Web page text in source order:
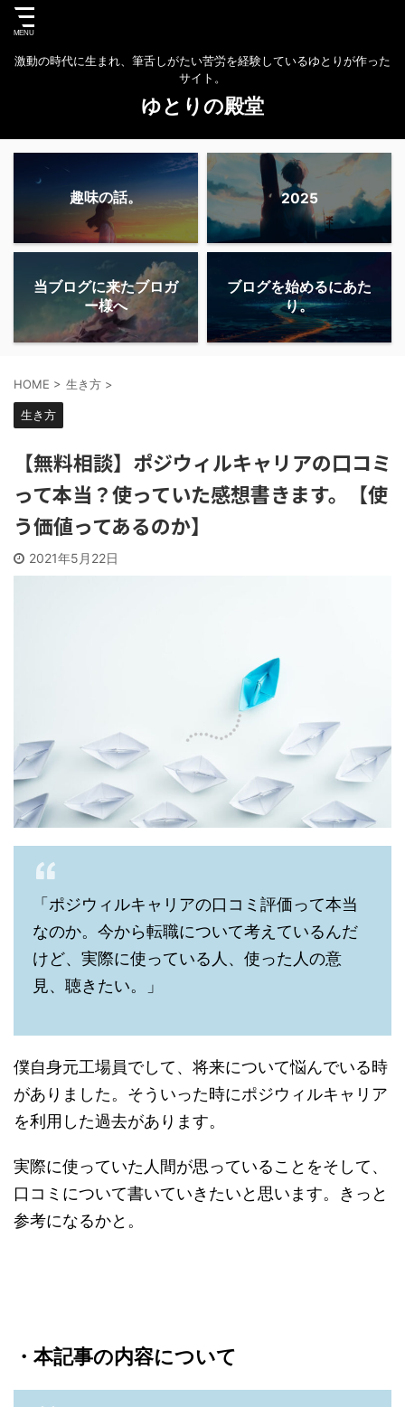
激動の時代に生まれ、筆舌しがたい苦労を経験しているゆとりが作った
サイト。
ゆとりの殿堂
趣味の話。 2025
当ブログに来たブロガ
ー様へ
ブログを始めるにあた
り。
HOME > 生き方 >
生き方
【無料相談】ポジウィルキャリアの口コミ
って本当？使っていた感想書きます。【使
う価値ってあるのか】
2021年5月22日
「ポジウィルキャリアの口コミ評価って本当
なのか。今から転職について考えているんだ
けど、実際に使っている人、使った人の意
見、聴きたい。」
僕自身元工場員でして、将来について悩んでいる時
がありました。そういった時にポジウィルキャリア
を利用した過去があります。
実際に使っていた人間が思っていることをそして、
口コミについて書いていきたいと思います。きっと
参考になるかと。
・本記事の内容について